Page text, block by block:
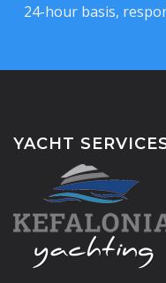
24-hour basis,
YACHT